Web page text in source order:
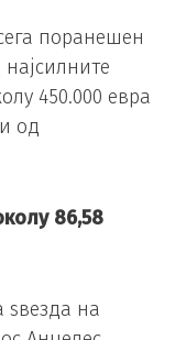
поранешен
450.000 евра
од
86,58
ѕвезда на